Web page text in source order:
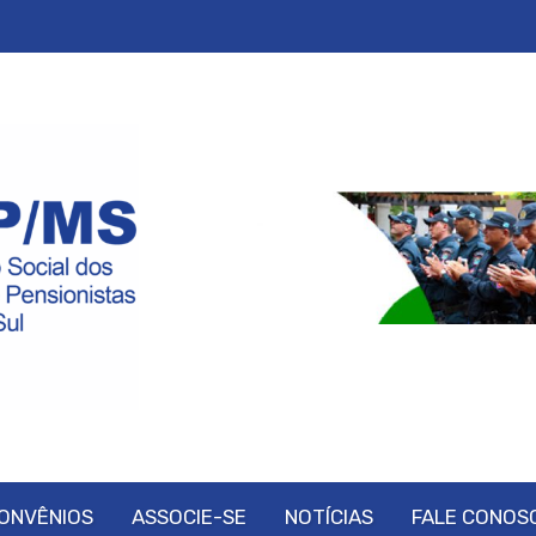
ASSOCIE-SE NOTÍCIAS FALE